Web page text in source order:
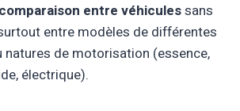
entre véhiculessans
entre modèles de différentes
natures de motorisation (essence,
électrique).